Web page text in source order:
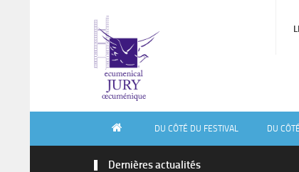
DU CÔTÉ DU FESTIVAL DU
Dernières actualités